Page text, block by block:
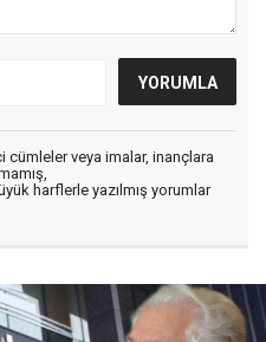
cümleler veya imalar, inançlara
harflerle yazılmış yorumlar